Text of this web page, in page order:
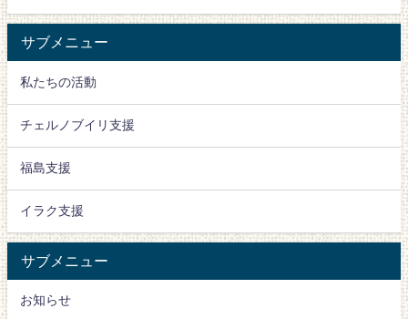
サブメニュー
私たちの活動
チェルノブイリ支援
福島支援
イラク支援
サブメニュー
お知らせ